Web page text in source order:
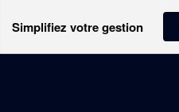
Simplifiez votre gestion